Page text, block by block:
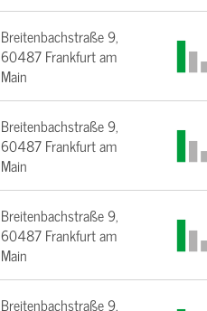
Breitenbachstraße 9,
60487 Frankfurt am
Main
Breitenbachstraße 9,
60487 Frankfurt am
Main
Breitenbachstraße 9,
60487 Frankfurt am
Main
Breitenbachstraße 9,